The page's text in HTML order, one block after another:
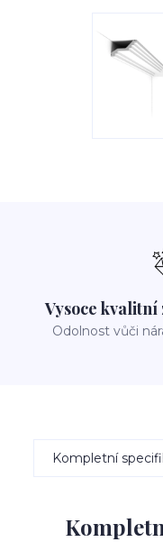
Vysoce
Odolnost vůči
Kompletní